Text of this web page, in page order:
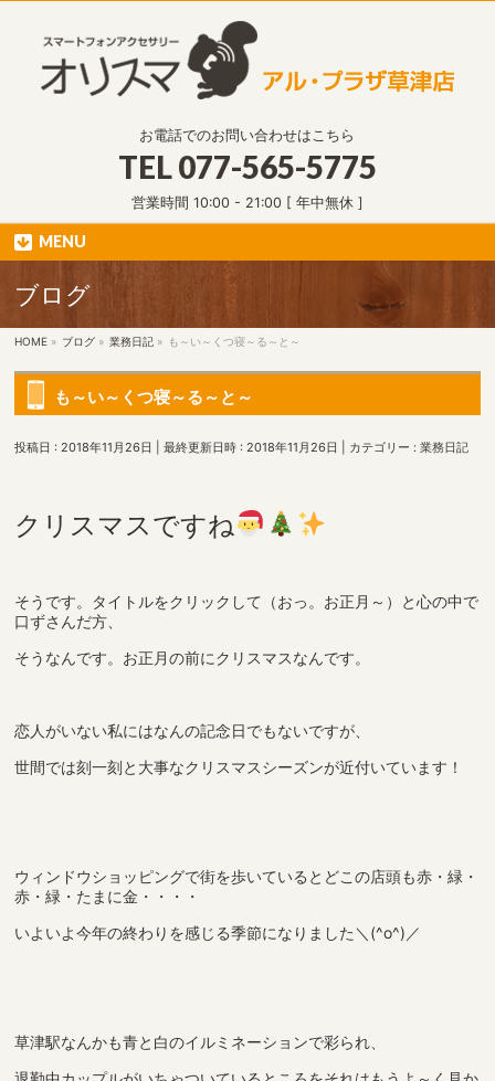
お電話でのお問い合わせはこちら
TEL077-565-5775
営業時間 10:00 - 21:00 [ 年中無休 ]
MENU
ブログ
HOME » ブログ » 業務日記 » も～い～くつ寝～る～と～
も～い～くつ寝～る～と～
投稿日 : 2018年11月26日 最終更新日時 : 2018年11月26日 カテゴリー :業務日記
クリスマスですね
そうです。タイトルをクリックして（おっ。お正月～）と心の中で
口ずさんだ方、
そうなんです。お正月の前にクリスマスなんです。
恋人がいない私にはなんの記念日でもないですが、
世間では刻一刻と大事なクリスマスシーズンが近付いています！
ウィンドウショッピングで街を歩いているとどこの店頭も赤・緑・
赤・緑・たまに金・・・・
いよいよ今年の終わりを感じる季節になりました＼(^o^)／
草津駅なんかも青と白のイルミネーションで彩られ、